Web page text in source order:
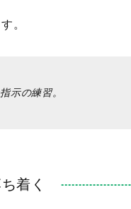
。
示の練習。
着く